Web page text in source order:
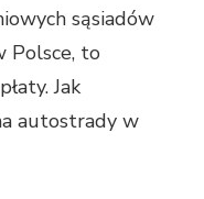
sąsiadów
Polsce, to
Jak
autostrady w